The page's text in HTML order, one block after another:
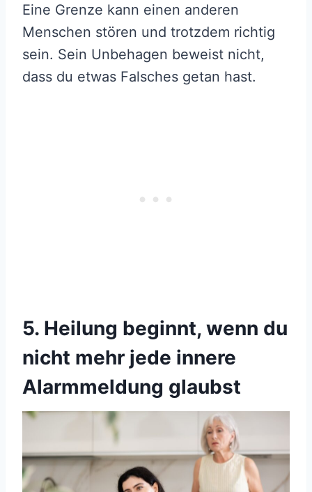
Eine Grenze kann einen anderen
Menschen stören und trotzdem richtig
sein. Sein Unbehagen beweist nicht,
dass du etwas Falsches getan hast.
5. Heilung beginnt, wenn du
nicht mehr jede innere
Alarmmeldung glaubst